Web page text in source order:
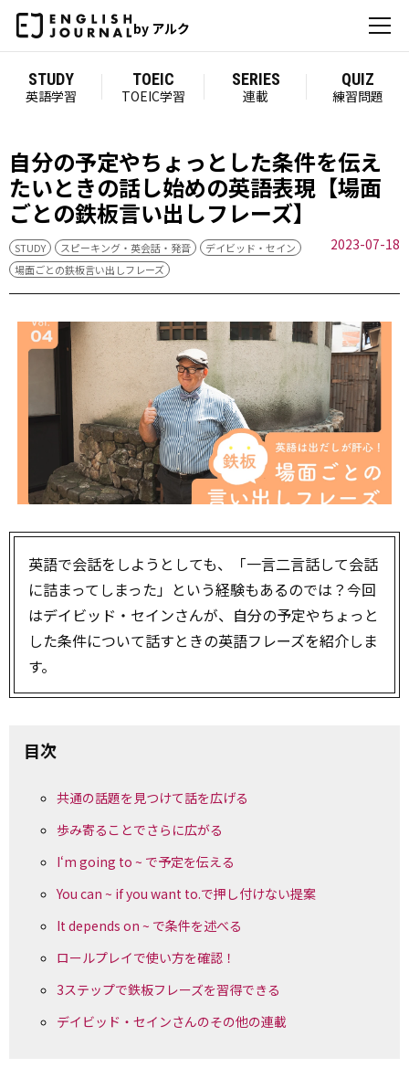
by アルク
STUDY
英語学習
TOEIC
TOEIC学習
SERIES
連載
QUIZ
練習問題
自分の予定やちょっとした条件を伝え
たいときの話し始めの英語表現【場面
ごとの鉄板言い出しフレーズ】
STUDY スピーキング・英会話・発音
デイビッド・セイン
場面ごとの鉄板言い出しフレーズ
2023-07-18
英語で会話をしようとしても、「一言二言話して会話
に詰まってしまった」という経験もあるのでは？今回
はデイビッド・セインさんが、自分の予定やちょっと
した条件について話すときの英語フレーズを紹介しま
す。
目次
共通の話題を見つけて話を広げる
歩み寄ることでさらに広がる
I‘m going to ~ で予定を伝える
You can ~ if you want to.で押し付けない提案
It depends on ~ で条件を述べる
ロールプレイで使い方を確認！
3ステップで鉄板フレーズを習得できる
デイビッド・セインさんのその他の連載